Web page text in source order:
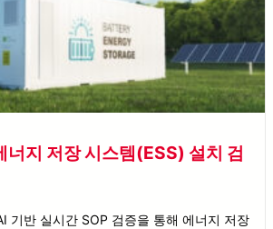
너지 저장 시스템(ESS) 설치 검
기반 실시간 SOP 검증을 통해 에너지 저장